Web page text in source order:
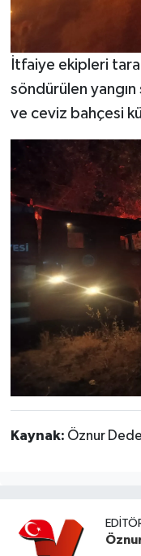
İtfaiye ekipleri
söndürülen
ve ceviz bahçesi
Kaynak: Öznur Dede